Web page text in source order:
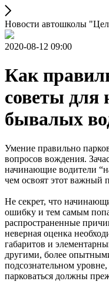
Новости автошколы
2020-08-12 09:00
Как
советы
бывалых
Умение правильно
вопросов вождения.
начинающие водители
чем освоят этот важный
Не секрет, что
ошибку и тем самым
распространенные
неверная оценка
габаритов и
другими, более
подсознательном
парковаться должны